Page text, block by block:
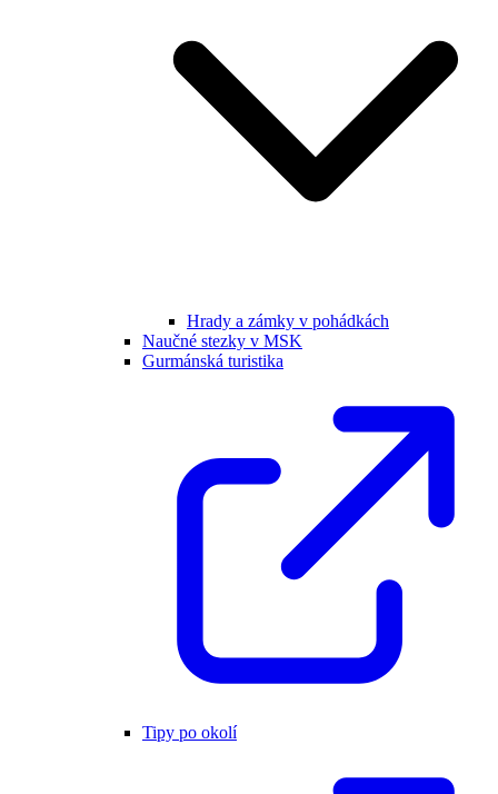
Hrady a zámky v pohádkách
Naučné stezky v MSK
Gurmánská turistika
Tipy po okolí